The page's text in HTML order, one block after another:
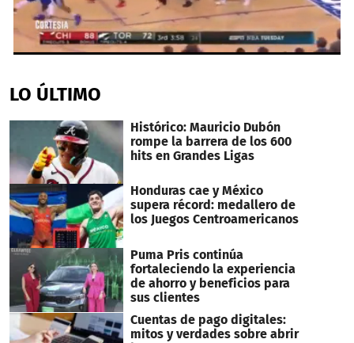
of
1
46
seconds
LO ÚLTIMO
Histórico: Mauricio Dubón
rompe la barrera de los 600
hits en Grandes Ligas
Honduras cae y México
supera récord: medallero de
los Juegos Centroamericanos
Puma Pris continúa
fortaleciendo la experiencia
de ahorro y beneficios para
sus clientes
Cuentas de pago digitales:
mitos y verdades sobre abrir